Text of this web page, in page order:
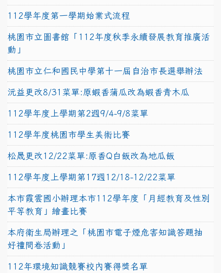
112學年度第一學期始業式流程
桃園市立圖書館「112年度秋季永續發展教育推廣活
動」
桃園市立仁和國民中學第十一屆自治市長選舉辦法
沅益更改8/31菜單:原蝦香蒲瓜改為蝦香青木瓜
112學年度上學期第2週9/4-9/8菜單
112學年度桃園市學生美術比賽
松晟更改12/22菜單:原香Q白飯改為地瓜飯
112學年度上學期第17週12/18-12/22菜單
本市霞雲國小辦理本市112學年度「月經教育及性別
平等教育」繪畫比賽
本府衛生局辦理之「桃園市電子煙危害知識答題抽
好禮問卷活動」
112年環境知識競賽校內賽得獎名單